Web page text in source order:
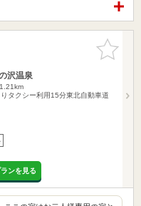
お気に入
りに追加
沢温泉
タクシー利用15分東北自動車道
ンを見る